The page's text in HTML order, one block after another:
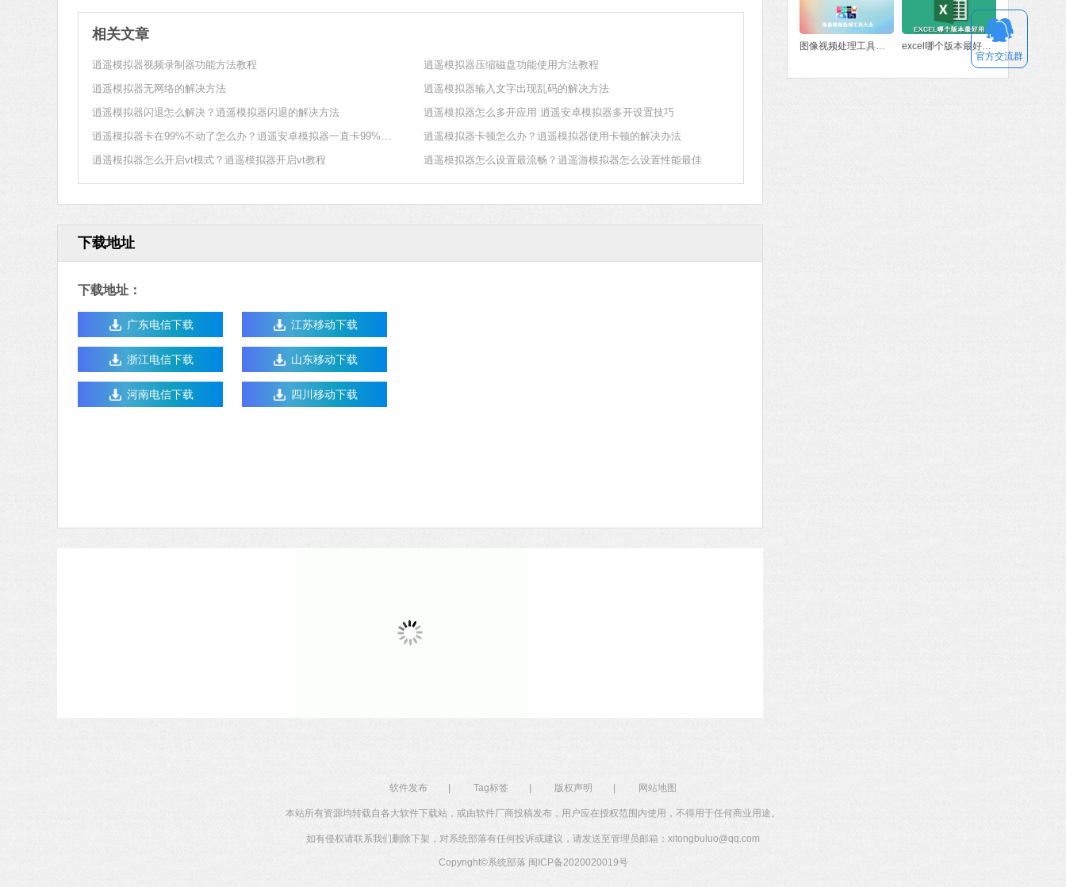
相关文章
逍遥模拟器视频录制器功能方法教程
逍遥模拟器压缩磁盘功能使用方法教程
逍遥模拟器无网络的解决方法
逍遥模拟器输入文字出现乱码的解决方法
逍遥模拟器闪退怎么解决？逍遥模拟器闪退的解决方法
逍遥模拟器怎么多开应用 逍遥安卓模拟器多开设置技巧
逍遥模拟器卡顿怎么办？逍遥模拟器使用卡顿的解决办法
逍遥模拟器怎么开启vt模式？逍遥模拟器开启vt教程
逍遥模拟器怎么设置最流畅？逍遥游模拟器怎么设置性能最佳
下载地址
下载地址：
广东电信下载 江苏移动下载
浙江电信下载 山东移动下载
河南电信下载 四川移动下载
图像视频处理工具大全 excel哪个版本最好用 excel版本下载
软件发布 Tag标签 版权声明 网站地图
本站所有资源均转载自各大软件下载站，或由软件厂商投稿发布，用户应在授权范围内使用，不得用于任何商业用途。
如有侵权请联系我们删除下架，对系统部落有任何投诉或建议，请发送至管理员邮箱：xitongbuluo@qq.com
Copyright©系统部落 闽ICP备2020020019号
官方交流群